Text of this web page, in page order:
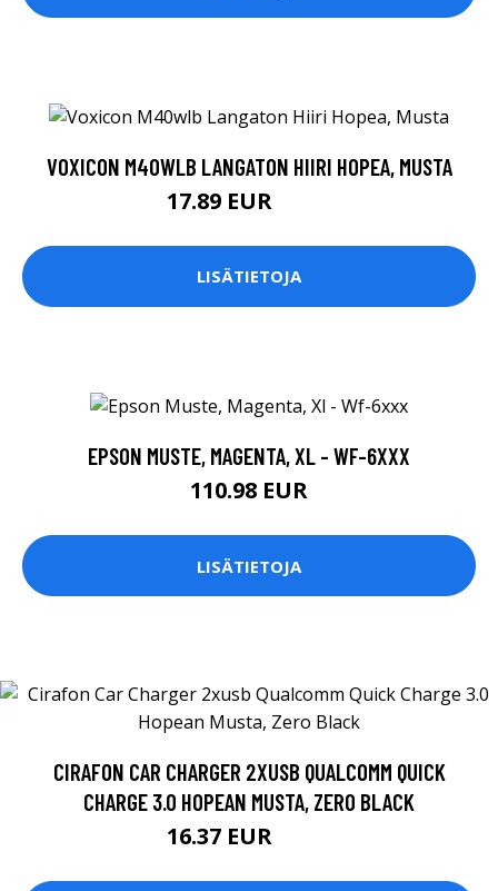
VOXICON M40WLB LANGATON HIIRI HOPEA, MUSTA
17.89 EUR
LISÄTIETOJA
EPSON MUSTE, MAGENTA, XL - WF-6XXX
110.98 EUR
LISÄTIETOJA
CIRAFON CAR CHARGER 2XUSB QUALCOMM QUICK
CHARGE 3.0 HOPEAN MUSTA, ZERO BLACK
16.37 EUR